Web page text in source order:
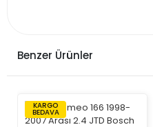
Benzer Ürünler
KARGO
BEDAVA